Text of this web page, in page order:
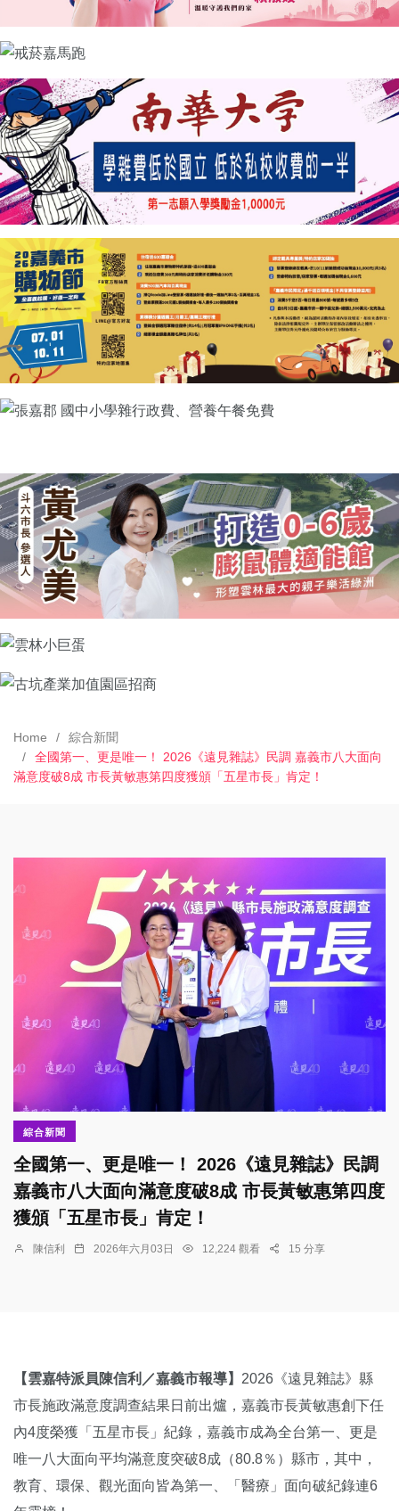
Home
綜合新聞
全國第一、更是唯一！ 2026《遠見雜誌》民調 嘉義市八大面向
滿意度破8成 市長黃敏惠第四度獲頒「五星市長」肯定！
綜合新聞
全國第一、更是唯一！ 2026《遠見雜誌》民調
嘉義市八大面向滿意度破8成 市長黃敏惠第四度
獲頒「五星市長」肯定！
陳信利 2026年六月03日 12,224 觀看 15 分享
【雲嘉特派員陳信利／嘉義市報導】 2026《遠見雜誌》縣
市長施政滿意度調查結果日前出爐，嘉義市長黃敏惠創下任
內4度榮獲「五星市長」紀錄，嘉義市成為全台第一、更是
唯一八大面向平均滿意度突破8成（80.8％）縣市，其中，
教育、環保、觀光面向皆為第一、「醫療」面向破紀錄連6